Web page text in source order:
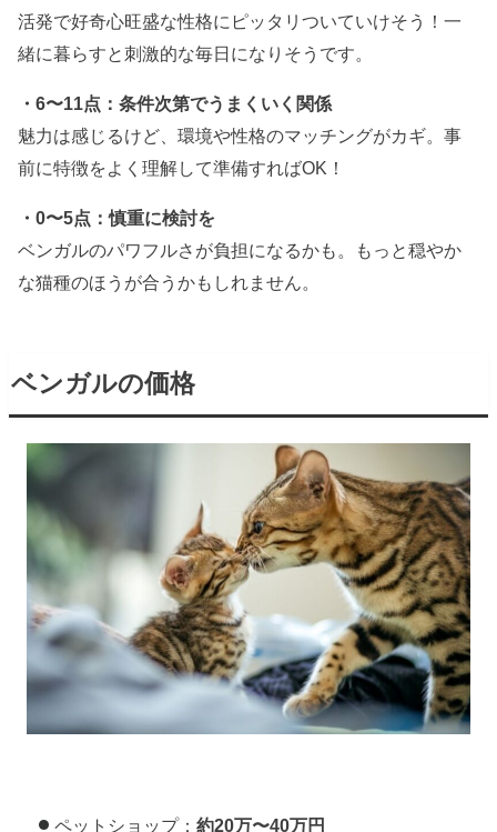
活発で好奇心旺盛な性格にピッタリついていけそう！一
緒に暮らすと刺激的な毎日になりそうです。
・6〜11点：条件次第でうまくいく関係
魅力は感じるけど、環境や性格のマッチングがカギ。事
前に特徴をよく理解して準備すればOK！
・0〜5点：慎重に検討を
ベンガルのパワフルさが負担になるかも。もっと穏やか
な猫種のほうが合うかもしれません。
ベンガルの価格
ペットショップ：約20万〜40万円